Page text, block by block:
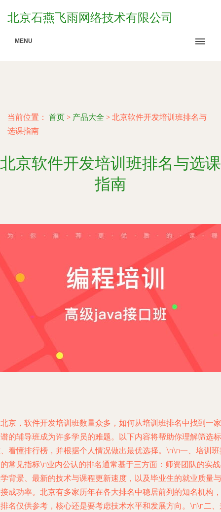
北京石燕飞雨网络技术有限公司
MENU
当前位置： 首页 > 产品大全 > 北京软件开发培训班排名与
选课指南
北京软件开发培训班排名与选课
指南
京，软件开发培训班数量众多，如何从培训班排名中找到一家
的辅导班成为许多学员的难题。以下内容将帮助你理解筛选标
看懂排行榜，并根据个人情况做出最优选择。\n\n一、培训
常见指标\n业内公认的排名通常基于三方面：师资团队的实
背景、最新的技术与课程更新速度，以及毕业生的就业质量与
成功率。北京有多家历年在各大排名中稳居前列的知名机构，
名仅供参考，核心还是要考虑技术水平和发展方向。\n\n二